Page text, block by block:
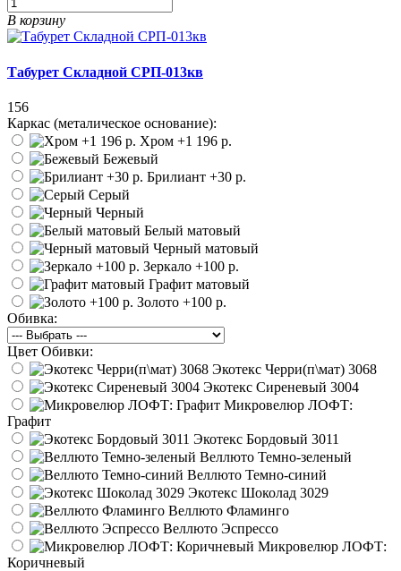
В корзину
Табурет Складной СРП-013кв
156
Каркас (металическое основание):
Хром +1 196 р.
Бежевый
Брилиант +30 р.
Серый
Черный
Белый матовый
Черный матовый
Зеркало +100 р.
Графит матовый
Золото +100 р.
Обивка:
Цвет Обивки:
Экотекс Черри(п\мат) 3068
Экотекс Сиреневый 3004
Микровелюр ЛОФТ:
Графит
Экотекс Бордовый 3011
Веллюто Темно-зеленый
Веллюто Темно-синий
Экотекс Шоколад 3029
Веллюто Фламинго
Веллюто Эспрессо
Микровелюр ЛОФТ:
Коричневый